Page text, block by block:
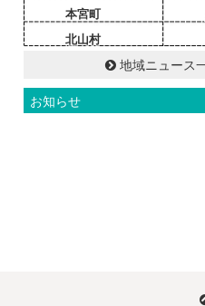
本宮町
北山村
地域ニュース
お知らせ